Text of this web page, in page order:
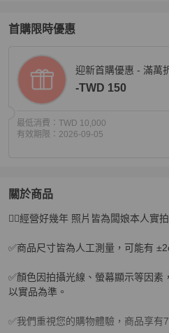
首購限時優惠
迎新首購優惠 - 滿萬
-TWD 150
最低消費： TWD 10,000
有效期限： 2026-09-05
關於商品
關於💎Han's house精品服飾💎
❤️‍🔥經營好幾年 照片皆為闆娘本人實
✅商品尺寸皆為人工測量，可能有
✅顏色因拍攝光線、螢幕顯示等因
以實品為準。
✅我們重視您的購物體驗，商品享有